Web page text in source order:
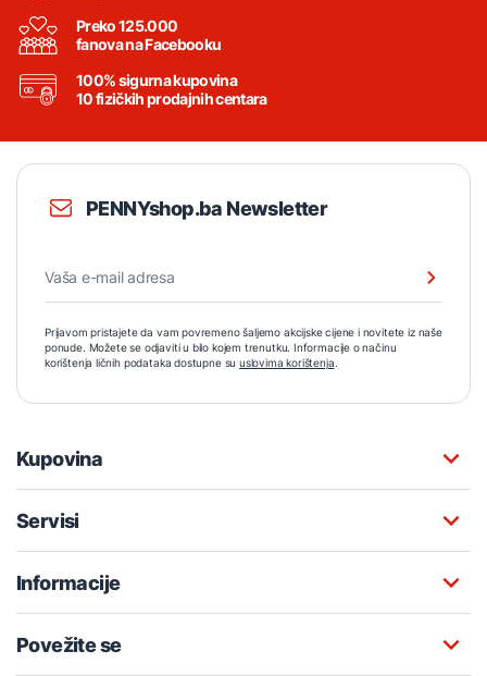
Preko 125.000
fanova na Facebooku
100% sigurna kupovina
10 fizičkih prodajnih centara
PENNYshop.ba Newsletter
Prijavom pristajete da vam povremeno šaljemo akcijske cijene i novitete iz naše
ponude. Možete se odjaviti u bilo kojem trenutku. Informacije o načinu
korištenja ličnih podataka dostupne su uslovima korištenja.
Kupovina
Servisi
Informacije
Povežite se